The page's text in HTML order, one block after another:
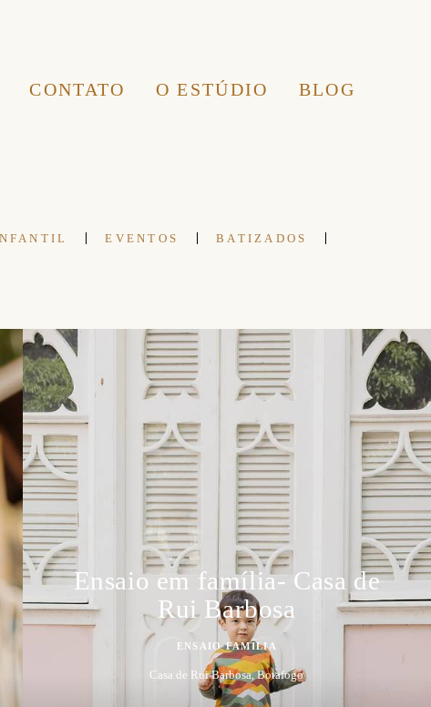
CONTATO O ESTÚDIO BLOG
EVENTOS BATIZADOS
Ensaio em família- Casa de
Rui Barbosa
ENSAIO FAMÍLIA
Casa de Rui Barbosa, Botafogo